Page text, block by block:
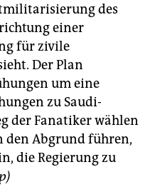
des
einer
für zivile
Der Plan
um eine
zu Saudi-
der Fanatiker wählen
den Abgrund führen,
die Regierung zu